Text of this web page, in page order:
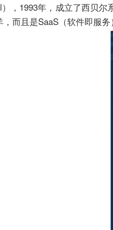
），1993年，成立了西贝
，而且是SaaS（软件即服